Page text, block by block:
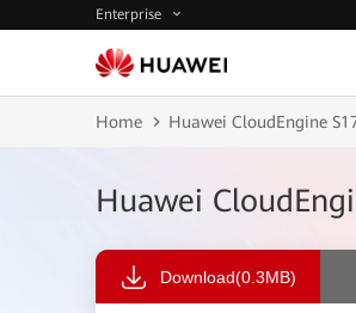
Enterprise
Home Huawei CloudEngine
Huawei
Download(0.3MB)